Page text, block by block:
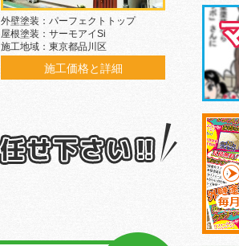
外壁塗装：パーフェクトトップ
屋根塗装：サーモアイSi
施工地域：東京都品川区
施工価格と詳細